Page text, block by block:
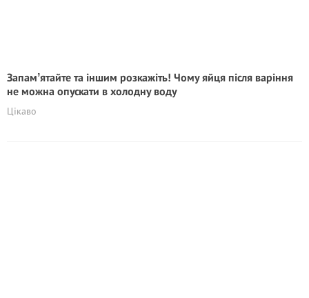
Запамʼятайте та іншим розкажіть! Чому яйця після варіння
не можна опускати в холодну воду
Цікаво